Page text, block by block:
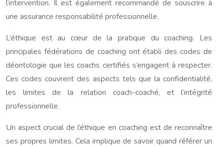
l’intervention. Il est également recommandé de souscrire à
une assurance responsabilité professionnelle.
L’éthique est au cœur de la pratique du coaching. Les
principales fédérations de coaching ont établi des codes de
déontologie que les coachs certifiés s’engagent à respecter.
Ces codes couvrent des aspects tels que la confidentialité,
les limites de la relation coach-coaché, et l’intégrité
professionnelle.
Un aspect crucial de l’éthique en coaching est de reconnaître
ses propres limites. Cela implique de savoir quand référer un